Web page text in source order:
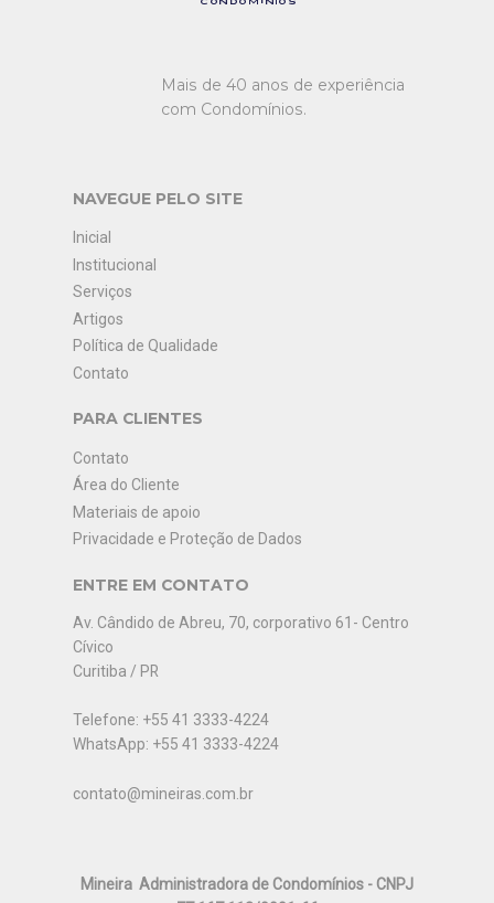
Mais de 40 anos de experiência
com Condomínios.
NAVEGUE PELO SITE
Inicial
Institucional
Serviços
Artigos
Política de Qualidade
Contato
PARA CLIENTES
Contato
Área do Cliente
Materiais de apoio
Privacidade e Proteção de Dados
ENTRE EM CONTATO
Av. Cândido de Abreu, 70, corporativo 61- Centro
Cívico
Curitiba / PR
Telefone: +55 41 3333-4224
WhatsApp: +55 41 3333-4224
contato@mineiras.com.br
Mineira Administradora de Condomínios - CNPJ